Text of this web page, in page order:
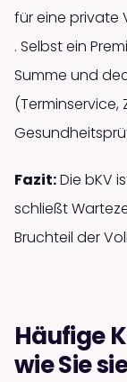
für eine private
. Selbst ein
Summe und
(Terminservice,
Fazit:Die bKV
schließt
Bruchteil der
Häufige
wie Sie